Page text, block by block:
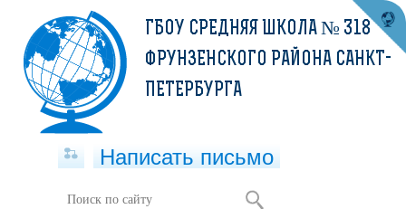
ГБОУ СРЕДНЯЯ ШКОЛА № 318
ФРУНЗЕНСКОГО РАЙОНА САНКТ-
ПЕТЕРБУРГА
Написать письмо